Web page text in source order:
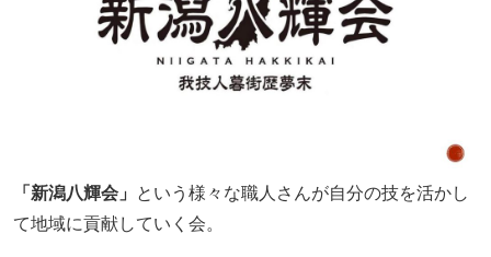
「新潟八輝会」
という様々な職人さんが自分の技を活かし
て地域に貢献していく会。